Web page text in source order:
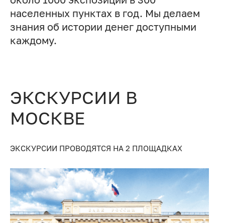
населенных пунктах в год. Мы делаем
знания об истории денег доступными
каждому.
ЭКСКУРСИИ В
МОСКВЕ
ЭКСКУРСИИ ПРОВОДЯТСЯ НА 2 ПЛОЩАДКАХ